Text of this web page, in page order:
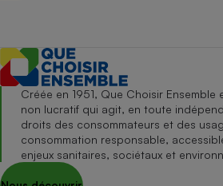
Créée en 1951, Que Choisir
non lucratif qui agit, en toute
droits des consommateurs et des
consommation responsable,
enjeux sanitaires, sociétaux et